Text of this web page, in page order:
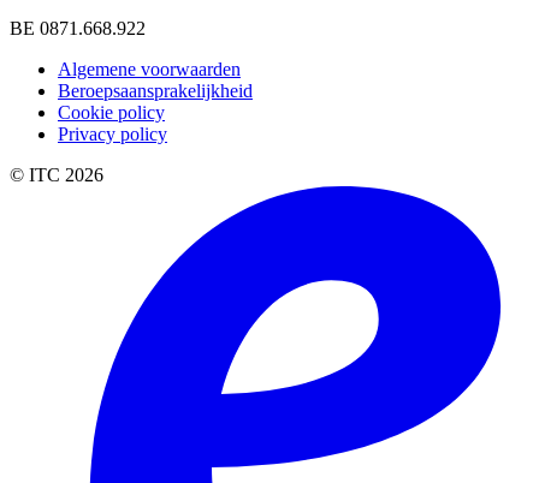
BE 0871.668.922
Algemene voorwaarden
Beroepsaansprakelijkheid
Cookie policy
Privacy policy
© ITC 2026